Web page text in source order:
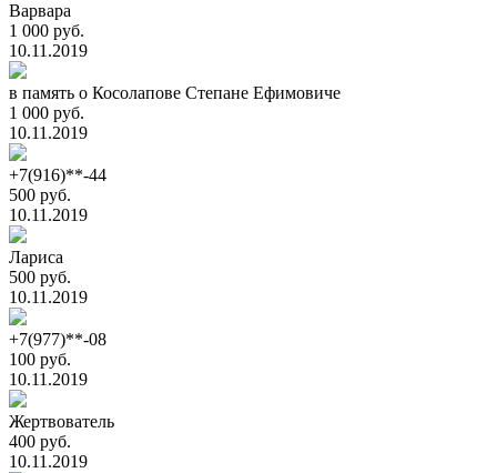
Варвара
1 000 руб.
10.11.2019
в память о Косолапове Степане Ефимовиче
1 000 руб.
10.11.2019
+7(916)**-44
500 руб.
10.11.2019
Лариса
500 руб.
10.11.2019
+7(977)**-08
100 руб.
10.11.2019
Жертвователь
400 руб.
10.11.2019